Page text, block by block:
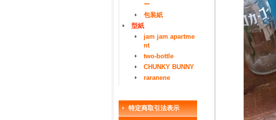
ー
包装紙
型紙
jam jam apartme
nt
two-bottle
CHUNKY BUNNY
raranene
特定商取引法表示